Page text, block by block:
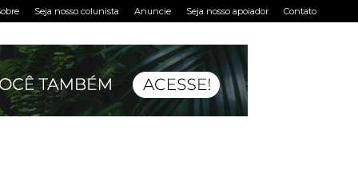
Seja nosso colunista Anuncie Seja nosso apoiador Contato